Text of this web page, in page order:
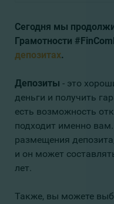
Сегодня мы
Грамотности
депозитах.
Депозиты - это
деньги и получить
есть возможность
подходит именно
размещения
и он может
лет.
Также, вы можете